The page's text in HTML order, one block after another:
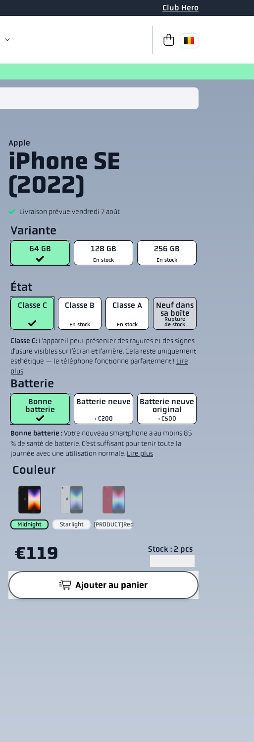
Club Hero
Passer à la caisse
Apple
iPhone SE
(2022)
Livraison prévue vendredi 7 août
Variante
64 GB 128 GB
En stock
256 GB
En stock
État
Classe C Classe B
En stock
Classe A
En stock
Neuf dans
sa boîte
Rupture
de stock
Classe C: L’appareil peut présenter des rayures et des signes
d’usure visibles sur l’écran et l’arrière. Cela reste uniquement
esthétique — le téléphone fonctionne parfaitement ! Lire
plus
Batterie
Bonne
batterie
Batterie neuve
+€200
Batterie neuve
original
+€500
Bonne batterie :Votre nouveau smartphone a au moins 85
% de santé de batterie. C’est suffisant pour tenir toute la
journée avec une utilisation normale. Lire plus
Couleur
Midnight Starlight (PRODUCT)Red
€119 Stock : 2 pcs
Ajouter au panier